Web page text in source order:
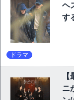
ヘ
す
ドラマ
ニ